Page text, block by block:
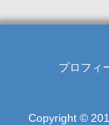
プロフィ
Copyright ©